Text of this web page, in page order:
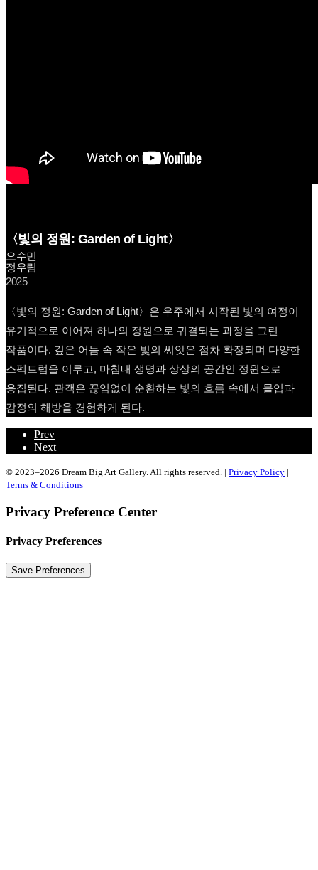
〈빛의 정원: Garden of Light〉
오수민
정우림
2025
〈빛의 정원: Garden of Light〉은 우주에서 시작된 빛의 여정이
유기적으로 이어져 하나의 정원으로 귀결되는 과정을 그린
작품이다. 깊은 어둠 속 작은 빛의 씨앗은 점차 확장되며 다양한
스펙트럼을 이루고, 마침내 생명과 상상의 공간인 정원으로
응집된다. 관객은 끊임없이 순환하는 빛의 흐름 속에서 몰입과
감정의 해방을 경험하게 된다.
Prev
Next
© 2023–2026 Dream Big Art Gallery. All rights reserved. | Privacy Policy |
Terms & Conditions
Privacy Preference Center
Privacy Preferences